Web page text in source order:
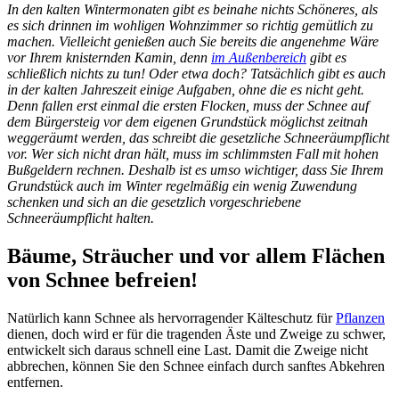
In den kalten Wintermonaten gibt es beinahe nichts Schöneres, als
es sich drinnen im wohligen Wohnzimmer so richtig gemütlich zu
machen. Vielleicht genießen auch Sie bereits die angenehme Wäre
vor Ihrem knisternden Kamin, denn im Außenbereich gibt es
schließlich nichts zu tun! Oder etwa doch? Tatsächlich gibt es auch
in der kalten Jahreszeit einige Aufgaben, ohne die es nicht geht.
Denn fallen erst einmal die ersten Flocken, muss der Schnee auf
dem Bürgersteig vor dem eigenen Grundstück möglichst zeitnah
weggeräumt werden, das schreibt die gesetzliche Schneeräumpflicht
vor. Wer sich nicht dran hält, muss im schlimmsten Fall mit hohen
Bußgeldern rechnen. Deshalb ist es umso wichtiger, dass Sie Ihrem
Grundstück auch im Winter regelmäßig ein wenig Zuwendung
schenken und sich an die gesetzlich vorgeschriebene
Schneeräumpflicht halten.
Bäume, Sträucher und vor allem Flächen
von Schnee befreien!
Natürlich kann Schnee als hervorragender Kälteschutz fürPflanzen
dienen, doch wird er für die tragenden Äste und Zweige zu schwer,
entwickelt sich daraus schnell eine Last. Damit die Zweige nicht
abbrechen, können Sie den Schnee einfach durch sanftes Abkehren
entfernen.